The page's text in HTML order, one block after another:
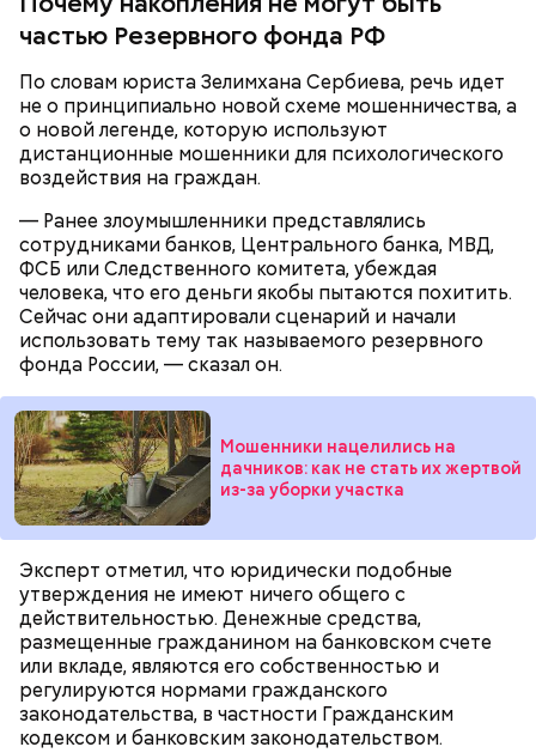
частью Резервного фонда РФ
По словам юриста Зелимхана Сербиева, речь идет
не о принципиально новой схеме мошенничества, а
о новой легенде, которую используют
дистанционные мошенники для психологического
воздействия на граждан.
— Ранее злоумышленники представлялись
сотрудниками банков, Центрального банка, МВД,
ФСБ или Следственного комитета, убеждая
человека, что его деньги якобы пытаются похитить.
Сейчас они адаптировали сценарий и начали
использовать тему так называемого резервного
фонда России, — сказал он.
Мошенники нацелились на
дачников: как не стать их жертвой
из-за уборки участка
Эксперт отметил, что юридически подобные
утверждения не имеют ничего общего с
действительностью. Денежные средства,
размещенные гражданином на банковском счете
или вкладе, являются его собственностью и
регулируются нормами гражданского
законодательства, в частности Гражданским
кодексом и банковским законодательством.